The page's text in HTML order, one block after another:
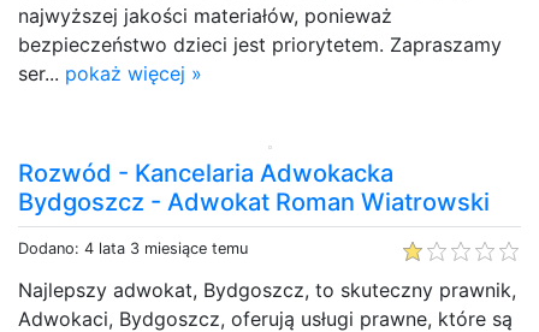
najwyższej jakości materiałów, ponieważ
bezpieczeństwo dzieci jest priorytetem. Zapraszamy
ser... pokaż więcej »
Rozwód - Kancelaria Adwokacka
Bydgoszcz - Adwokat Roman Wiatrowski
Dodano: 4 lata 3 miesiące temu
Najlepszy adwokat, Bydgoszcz, to skuteczny prawnik,
Adwokaci, Bydgoszcz, oferują usługi prawne, które są